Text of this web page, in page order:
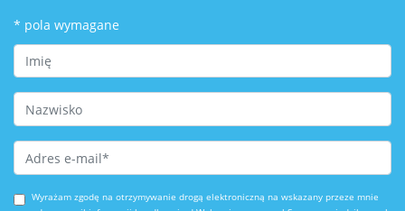
* pola wymagane
First Name
Last Name
Email Address *
Wyrażam zgodę na otrzymywanie drogą elektroniczną na wskazany przeze mnie